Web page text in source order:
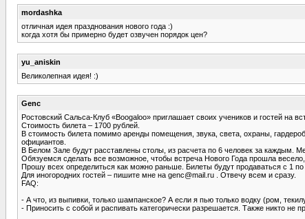
mordashka
отличная идея празднования нового года :)
когда хотя бы примерно будет озвучен порядок цен?
yu_aniskin
Великолепная идея! :)
Genc
Ростовский Сальса-Клуб «Boogaloo» приглашает своих учеников и гостей на
Стоимость билета – 1700 рублей.
В стоимость билета помимо аренды помещения, звука, света, охраны,
официантов.
В Белом Зале будут расставлены столы, из расчета по 6 человек за каждым.
Обязуемся сделать все возможное, чтобы встреча Нового Года прошла
Прошу всех определиться как можно раньше. Билеты будут продаваться с 1 по
Для иногородних гостей – пишите мне на genc@mail.ru . Отвечу всем и сразу.
FAQ:
- А что, из выпивки, только шампанское? А если я пью только водку (ром,
- Приносить с собой и распивать категорически разрешается. Также никто не